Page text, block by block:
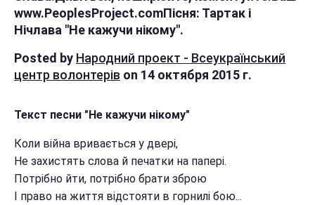
www.PeoplesProject.comПісня: Тартак і
Нічлава "Не кажучи нікому".
Posted by Народний проект - Всеукраїнський
центр волонтерів on 14 октября 2015 г.
Текст песни "Не кажучи нікому"
Коли війна вривається у двері,
Не захистять слова й печатки на папері.
Потрібно йти, потрібно брати зброю
І право на життя відстояти в горнилі бою...